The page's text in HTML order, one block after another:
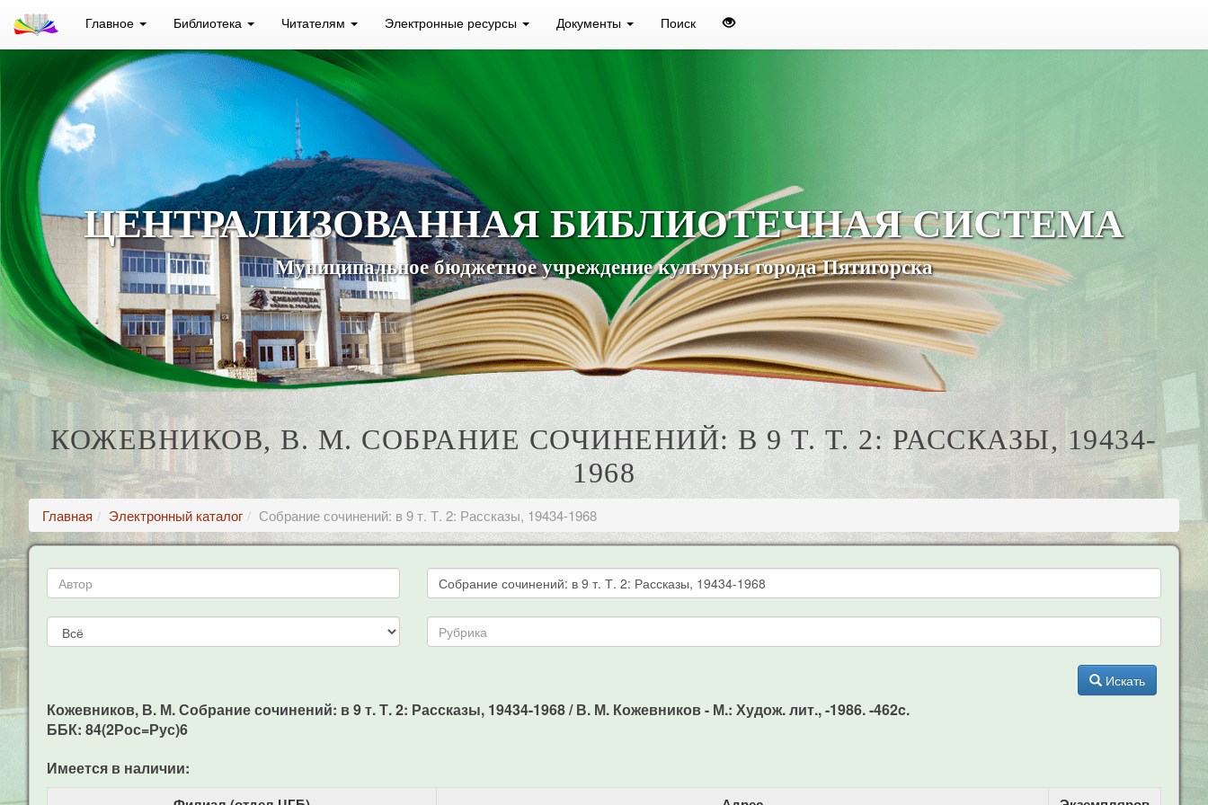
Главное Библиотека Читателям Электронные ресурсы Документы Поиск
ЦЕНТРАЛИЗОВАННАЯ БИБЛИОТЕЧНАЯ СИСТЕМА
Муниципальное бюджетное учреждение культуры города Пятигорска
КОЖЕВНИКОВ, В. М. СОБРАНИЕ СОЧИНЕНИЙ: В 9 Т. Т. 2: РАССКАЗЫ, 19434-
1968
Главная Электронный каталог Собрание сочинений: в 9 т. Т. 2: Рассказы, 19434-1968
Искать
Кожевников, В. М. Собрание сочинений: в 9 т. Т. 2: Рассказы, 19434-1968 / В. М. Кожевников - М.: Худож. лит., -1986. -462c.
ББК: 84(2Рос=Рус)6
Имеется в наличии: